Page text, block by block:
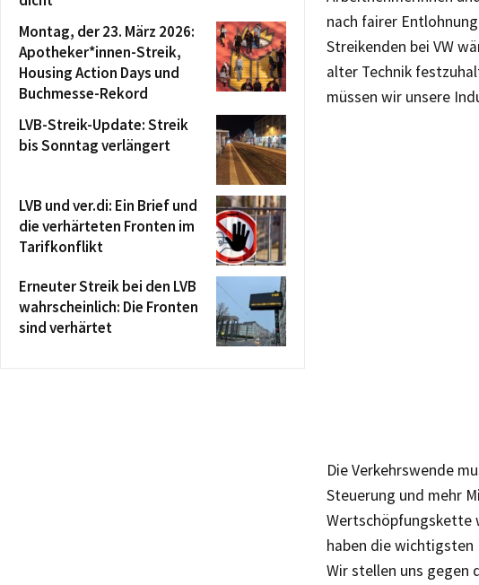
nach fairer
Streikenden bei VW
alter Technik
müssen wir unsere
Die Verkehrswende
Steuerung und mehr
Wertschöpfungskette
haben die
Wir stellen uns gegen
Montag, der 23. März 2026:
Apotheker*innen-Streik,
Housing Action Days und
Buchmesse-Rekord
LVB-Streik-Update: Streik
bis Sonntag verlängert
LVB und ver.di: Ein Brief und
die verhärteten Fronten im
Tarifkonflikt
Erneuter Streik bei den LVB
wahrscheinlich: Die Fronten
sind verhärtet